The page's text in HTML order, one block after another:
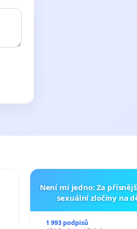
Není mi jedno: Za
sexuální zločiny na
1 993 podpisů